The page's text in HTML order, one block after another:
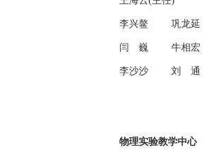
李兴鳌 巩龙延
闫 巍 牛相宏
李沙沙 刘 通
物理实验教学中心